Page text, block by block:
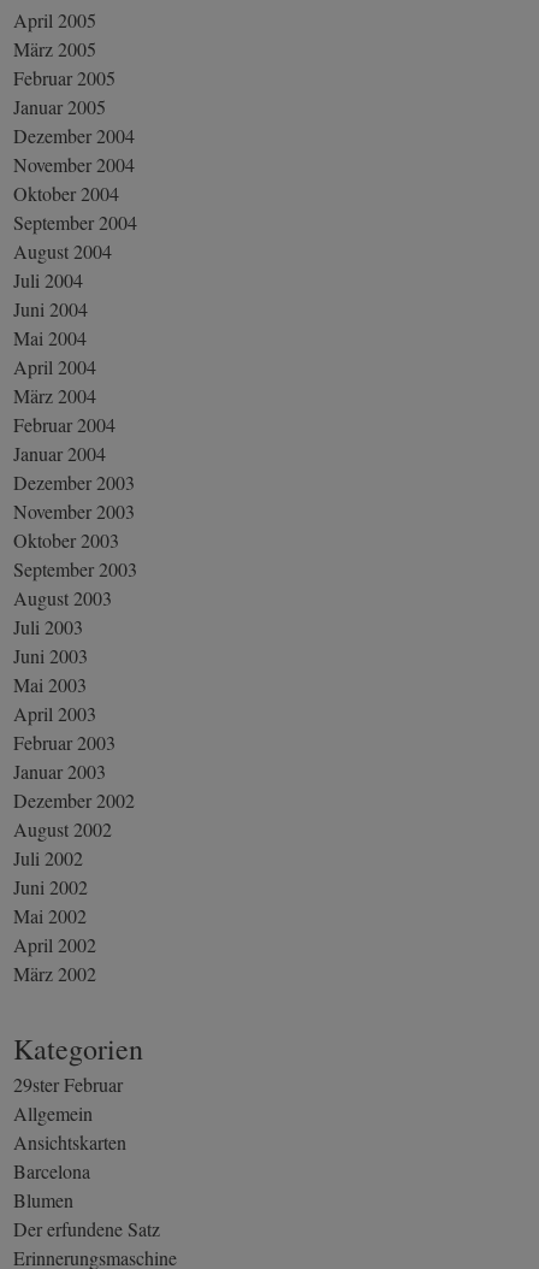
April 2005
März 2005
Februar 2005
Januar 2005
Dezember 2004
November 2004
Oktober 2004
September 2004
August 2004
Juli 2004
Juni 2004
Mai 2004
April 2004
März 2004
Februar 2004
Januar 2004
Dezember 2003
November 2003
Oktober 2003
September 2003
August 2003
Juli 2003
Juni 2003
Mai 2003
April 2003
Februar 2003
Januar 2003
Dezember 2002
August 2002
Juli 2002
Juni 2002
Mai 2002
April 2002
März 2002
Kategorien
29ster Februar
Allgemein
Ansichtskarten
Barcelona
Blumen
Der erfundene Satz
Erinnerungsmaschine